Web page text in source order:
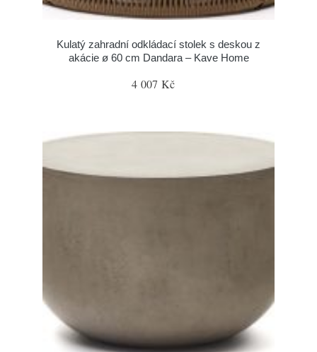
Kulatý zahradní odkládací stolek s deskou z
akácie ø 60 cm Dandara – Kave Home
4 007 Kč